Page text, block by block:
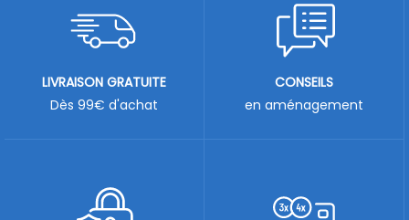
LIVRAISON GRATUITE
Dès 99€ d'achat
CONSEILS
en aménagement